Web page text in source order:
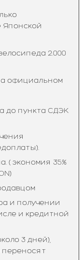
Японской
2.000
официальном
до пункта СДЭК
( экономия 35%
и получении
и кредитной
3 дней),
переносят